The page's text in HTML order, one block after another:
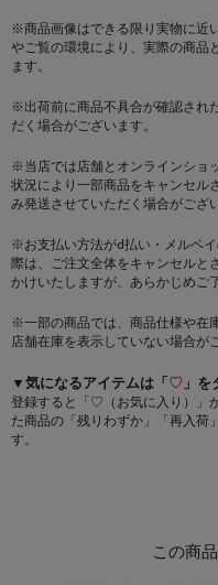
※商品画像はできる限り実物に近
やご覧の環境により、実際の商品
ます。
※出荷前に商品不具合が確認され
だく場合がございます。
※当店では店舗とオンラインショ
状況により一部商品をキャンセル
み発送させていただく場合がござ
※お支払い方法がd払い・メルペ
際は、ご注文全体をキャンセルと
かけいたしますが、あらかじめご
※一部の商品では、商品仕様や在
店舗在庫を表示していない場合が
▼気になるアイテムは「♡ 」を
登録すると「♡（お気に入り）」
た商品の「残りわずか」「再入荷
す。
この商